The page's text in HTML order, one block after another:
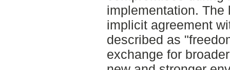
implementation. The
implicit agreement
described as
exchange for